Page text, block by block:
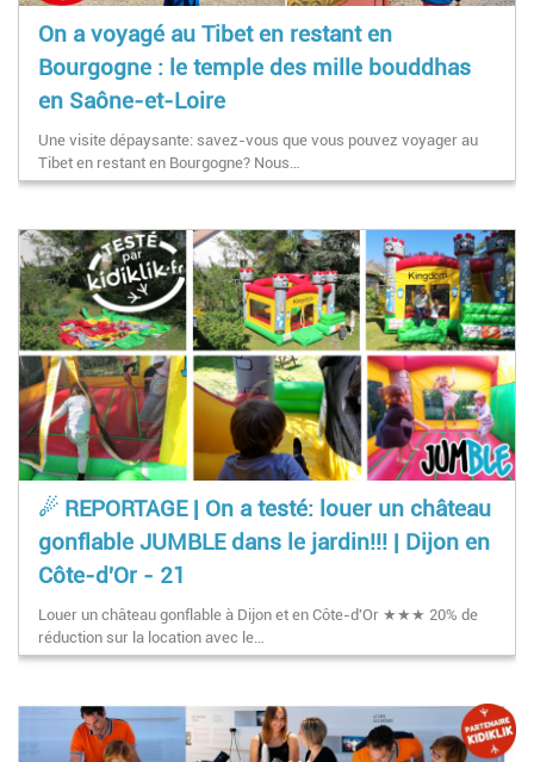
On a voyagé au Tibet en restant en
Bourgogne : le temple des mille bouddhas
en Saône-et-Loire
Une visite dépaysante: savez-vous que vous pouvez voyager au
Tibet en restant en Bourgogne? Nous…
☄ REPORTAGE | On a testé: louer un château
gonflable JUMBLE dans le jardin!!! | Dijon en
Côte-d'Or - 21
Louer un château gonflable à Dijon et en Côte-d'Or ★★★ 20% de
réduction sur la location avec le…